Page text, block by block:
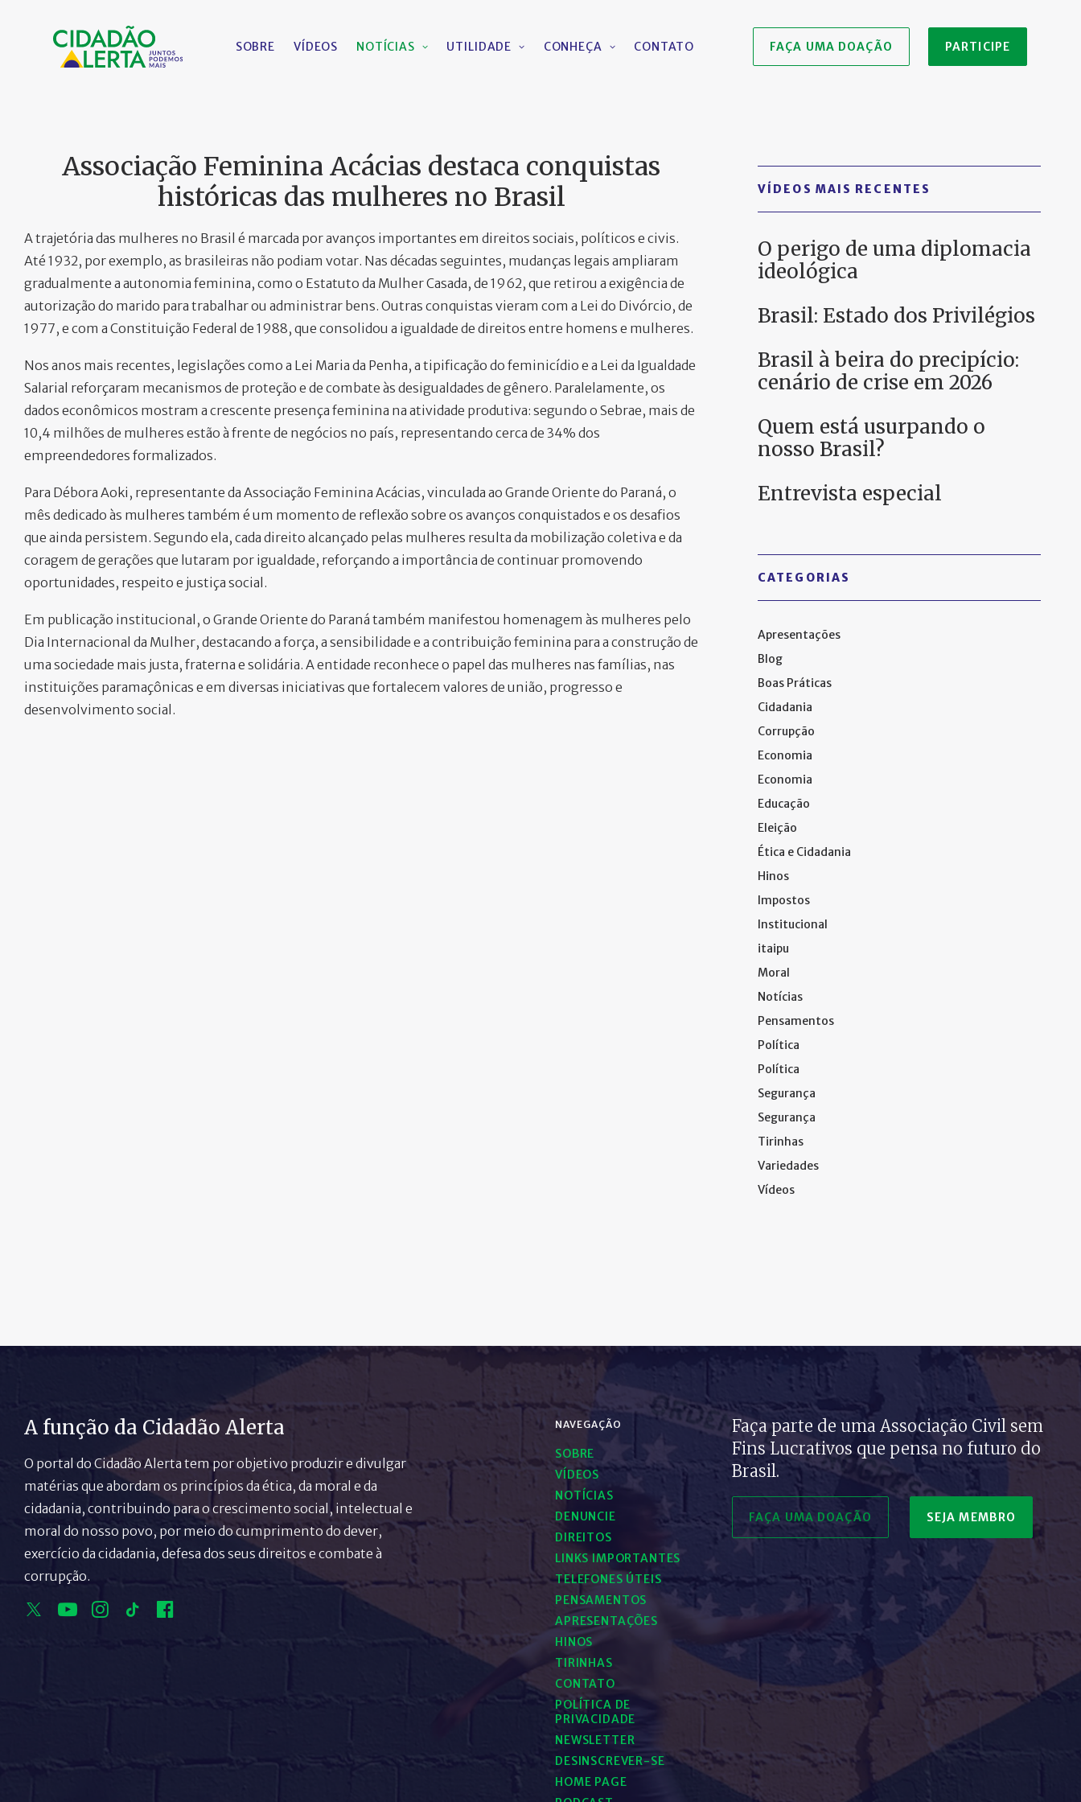
SOBRE VÍDEOS NOTÍCIAS UTILIDADE CONHEÇA CONTATO FAÇA UMA DOAÇÃO PARTICIPE
Associação Feminina Acácias destaca conquistas
históricas das mulheres no Brasil
A trajetória das mulheres no Brasil é marcada por avanços importantes em direitos sociais, políticos e civis.
Até 1932, por exemplo, as brasileiras não podiam votar. Nas décadas seguintes, mudanças legais ampliaram
gradualmente a autonomia feminina, como o Estatuto da Mulher Casada, de 1962, que retirou a exigência de
autorização do marido para trabalhar ou administrar bens. Outras conquistas vieram com a Lei do Divórcio, de
1977, e com a Constituição Federal de 1988, que consolidou a igualdade de direitos entre homens e mulheres.
Nos anos mais recentes, legislações como a Lei Maria da Penha, a tipificação do feminicídio e a Lei da Igualdade
Salarial reforçaram mecanismos de proteção e de combate às desigualdades de gênero. Paralelamente, os
dados econômicos mostram a crescente presença feminina na atividade produtiva: segundo o Sebrae, mais de
10,4 milhões de mulheres estão à frente de negócios no país, representando cerca de 34% dos
empreendedores formalizados.
Para Débora Aoki, representante da Associação Feminina Acácias, vinculada ao Grande Oriente do Paraná, o
mês dedicado às mulheres também é um momento de reflexão sobre os avanços conquistados e os desafios
que ainda persistem. Segundo ela, cada direito alcançado pelas mulheres resulta da mobilização coletiva e da
coragem de gerações que lutaram por igualdade, reforçando a importância de continuar promovendo
oportunidades, respeito e justiça social.
Em publicação institucional, o Grande Oriente do Paraná também manifestou homenagem às mulheres pelo
Dia Internacional da Mulher, destacando a força, a sensibilidade e a contribuição feminina para a construção de
uma sociedade mais justa, fraterna e solidária. A entidade reconhece o papel das mulheres nas famílias, nas
instituições paramaçônicas e em diversas iniciativas que fortalecem valores de união, progresso e
desenvolvimento social.
VÍDEOS MAIS RECENTES
O perigo de uma diplomacia
ideológica
Brasil: Estado dos Privilégios
Brasil à beira do precipício:
cenário de crise em 2026
Quem está usurpando o
nosso Brasil?
Entrevista especial
CATEGORIAS
Apresentações
Blog
Boas Práticas
Cidadania
Corrupção
Economia
Economia
Educação
Eleição
Ética e Cidadania
Hinos
Impostos
Institucional
itaipu
Moral
Notícias
Pensamentos
Política
Política
Segurança
Segurança
Tirinhas
Variedades
Vídeos
A função da Cidadão Alerta
O portal do Cidadão Alerta tem por objetivo produzir e divulgar
matérias que abordam os princípios da ética, da moral e da
cidadania, contribuindo para o crescimento social, intelectual e
moral do nosso povo, por meio do cumprimento do dever,
exercício da cidadania, defesa dos seus direitos e combate à
corrupção.
NAVEGAÇÃO
SOBRE
VÍDEOS
NOTÍCIAS
DENUNCIE
DIREITOS
LINKS IMPORTANTES
TELEFONES ÚTEIS
PENSAMENTOS
APRESENTAÇÕES
HINOS
TIRINHAS
CONTATO
POLÍTICA DE
PRIVACIDADE
NEWSLETTER
DESINSCREVER-SE
HOME PAGE
Faça parte de uma Associação Civil sem
Fins Lucrativos que pensa no futuro do
Brasil.
FAÇA UMA DOAÇÃO SEJA MEMBRO